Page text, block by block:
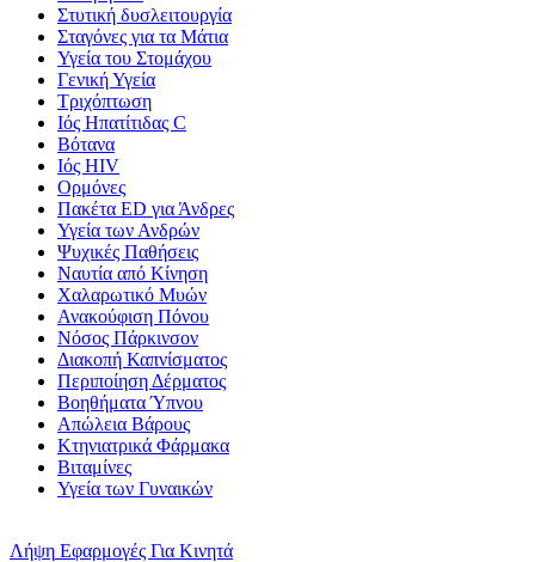
Στυτική δυσλειτουργία
Σταγόνες για τα Μάτια
Υγεία του Στομάχου
Γενική Υγεία
Τριχόπτωση
Ιός Ηπατίτιδας C
Βότανα
Ιός HIV
Ορμόνες
Πακέτα ED για Άνδρες
Υγεία των Ανδρών
Ψυχικές Παθήσεις
Ναυτία από Κίνηση
Χαλαρωτικό Μυών
Ανακούφιση Πόνου
Νόσος Πάρκινσον
Διακοπή Καπνίσματος
Περιποίηση Δέρματος
Βοηθήματα Ύπνου
Απώλεια Βάρους
Κτηνιατρικά Φάρμακα
Βιταμίνες
Υγεία των Γυναικών
Λήψη Εφαρμογές Για Κινητά